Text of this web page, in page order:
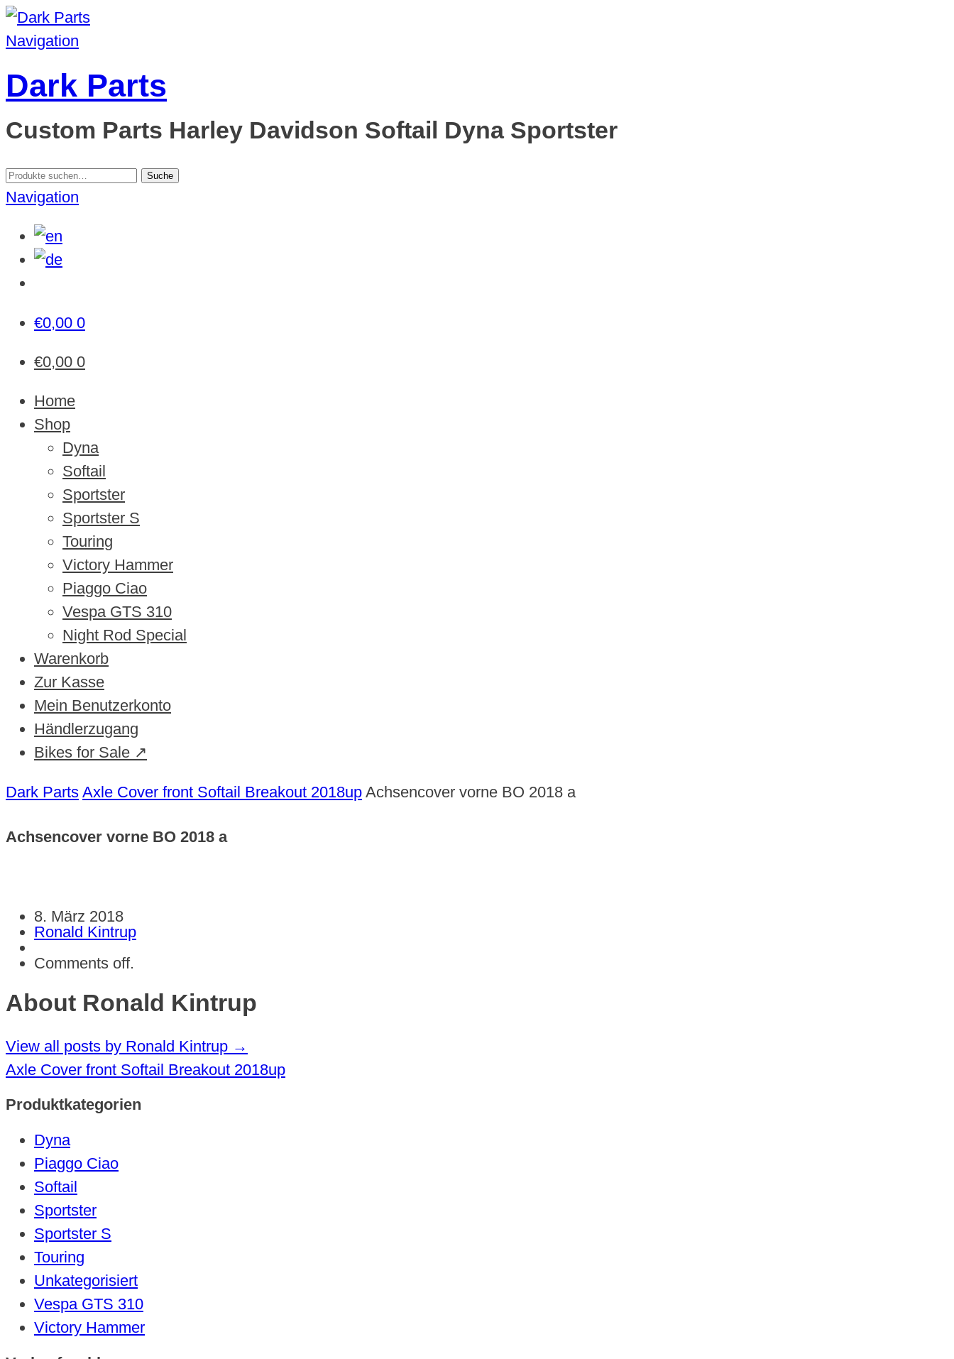
Navigation
Dark Parts
Custom Parts Harley Davidson Softail Dyna Sportster
Suche
nach:
Suche
Navigation
€0,00 0
€0,00 0
Home
Shop
Dyna
Softail
Sportster
Sportster S
Touring
Victory Hammer
Piaggo Ciao
Vespa GTS 310
Night Rod Special
Warenkorb
Zur Kasse
Mein Benutzerkonto
Händlerzugang
Bikes for Sale ↗
Dark Parts Axle Cover front Softail Breakout 2018up Achsencover vorne BO 2018 a
Achsencover vorne BO 2018 a
8. März 2018
Ronald Kintrup
Comments off.
About Ronald Kintrup
View all posts by Ronald Kintrup →
Axle Cover front Softail Breakout 2018up
Produktkategorien
Dyna
Piaggo Ciao
Softail
Sportster
Sportster S
Touring
Unkategorisiert
Vespa GTS 310
Victory Hammer